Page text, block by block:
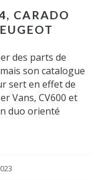
CARADO
des parts de
son catalogue
sert en effet de
Vans, CV600 et
duo orienté